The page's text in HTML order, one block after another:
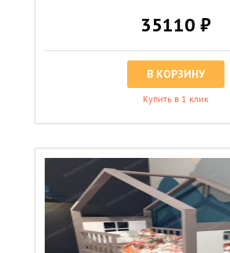
35110 ₽
В КОРЗИНУ
Купить в 1 клик